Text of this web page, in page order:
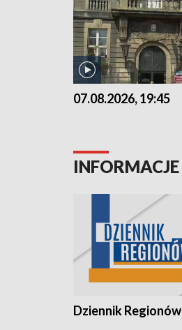
07.08.2026, 19:45
INFORMACJE
Dziennik Regionów